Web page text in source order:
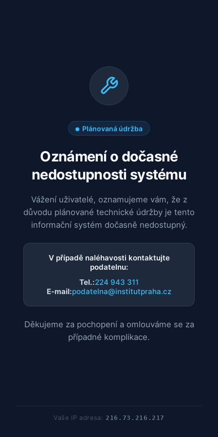
Plánovaná údržba
Oznámení o dočasné
nedostupnosti systému
Vážení uživatelé, oznamujeme vám, že z
důvodu plánované technické údržby je tento
informační systém dočasně nedostupný.
V případě naléhavosti kontaktujte
podatelnu:
Tel.:224 943 311
E-mail:podatelna@institutpraha.cz
Děkujeme za pochopení a omlouváme se za
případné komplikace.
Vaše IP adresa:216.73.216.217